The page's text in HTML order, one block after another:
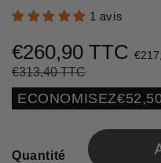
1 avis
€260,90 TTC
€313,40 TTC
régulier
réduit
Unit
price
ECONOMISEZ
Quantité